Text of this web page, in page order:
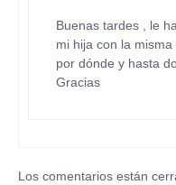
Buenas tardes , le
mi hija con la
por dónde y hasta
Gracias
Los comentarios están